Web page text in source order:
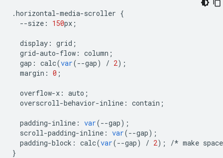
.horizontal-media-scroller {
--size : 150px ;
display : grid ;
grid-auto-flow : column ;
gap : calc(var(--gap) / 2);
margin : 0 ;
overflow-x : auto ;
overscroll-behavior-inline : contain ;
padding-inline : var(--gap);
scroll-padding-inline : var(--gap);
padding-block : calc(var(--gap) / 2); /* make space
}